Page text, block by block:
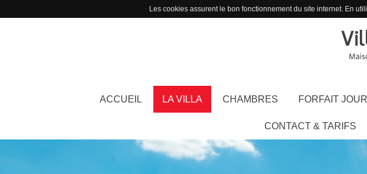
Les cookies assurent le bon fonctionnement du site internet. En
ACCUEIL LA VILLA CHAMBRES FORFAIT
CONTACT & TARIFS